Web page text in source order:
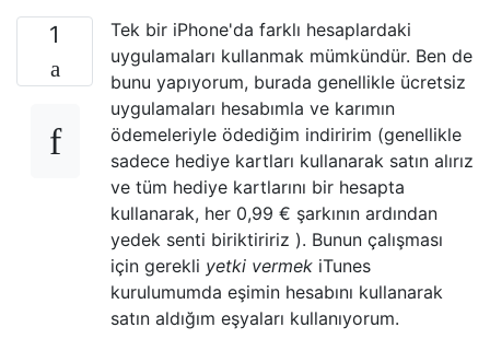
1
Tek bir iPhone'da farklı hesaplardaki
uygulamaları kullanmak mümkündür. Ben de
bunu yapıyorum, burada genellikle ücretsiz
uygulamaları hesabımla ve karımın
ödemeleriyle ödediğim indiririm (genellikle
sadece hediye kartları kullanarak satın alırız
ve tüm hediye kartlarını bir hesapta
kullanarak, her 0,99 € şarkının ardından
yedek senti biriktiririz ). Bunun çalışması
için gerekli yetki vermek iTunes
kurulumumda eşimin hesabını kullanarak
satın aldığım eşyaları kullanıyorum.